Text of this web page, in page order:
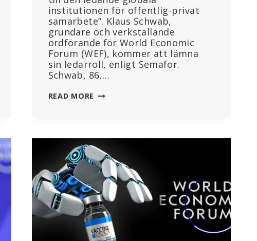
institutionen för offentlig-privat
samarbete”. Klaus Schwab,
grundare och verkställande
ordförande för World Economic
Forum (WEF), kommer att lämna
sin ledarroll, enligt Semafor.
Schwab, 86,…
READ MORE KLAUS
NÄR
WEF
VILL
BLI
GLOBAL
LEDARE
INOM
OFFENTLIG-
PRIVAT
”SAMARBETE”